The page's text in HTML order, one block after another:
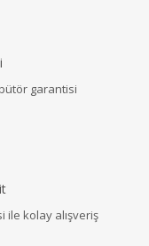
garantisi
ile kolay alışveriş